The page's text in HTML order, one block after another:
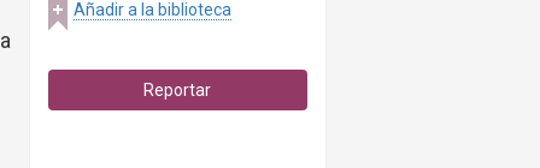
Añadir a la biblioteca
Reportar